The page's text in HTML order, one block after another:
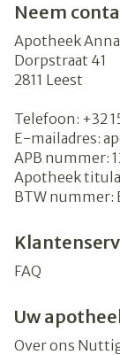
Neem
Apotheek
Dorpstraat 41
2811 Leest
Telefoon: +32
E-mailadres:
APB nummer:
Apotheek
BTW nummer:
FAQ
Uw
Over ons